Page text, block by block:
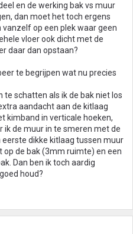
en de werking bak vs muur
dan moet het toch ergens
op een plek waar geen
vloer ook dicht met de
daar dan opstaan?
te begrijpen wat nu precies
te schatten als ik de bak niet los
aandacht aan de kitlaag
kimband in verticale hoeken,
ik de muur in te smeren met de
dikke kitlaag tussen muur
op de bak (3mm ruimte) en een
Dan ben ik toch aardig
houd?